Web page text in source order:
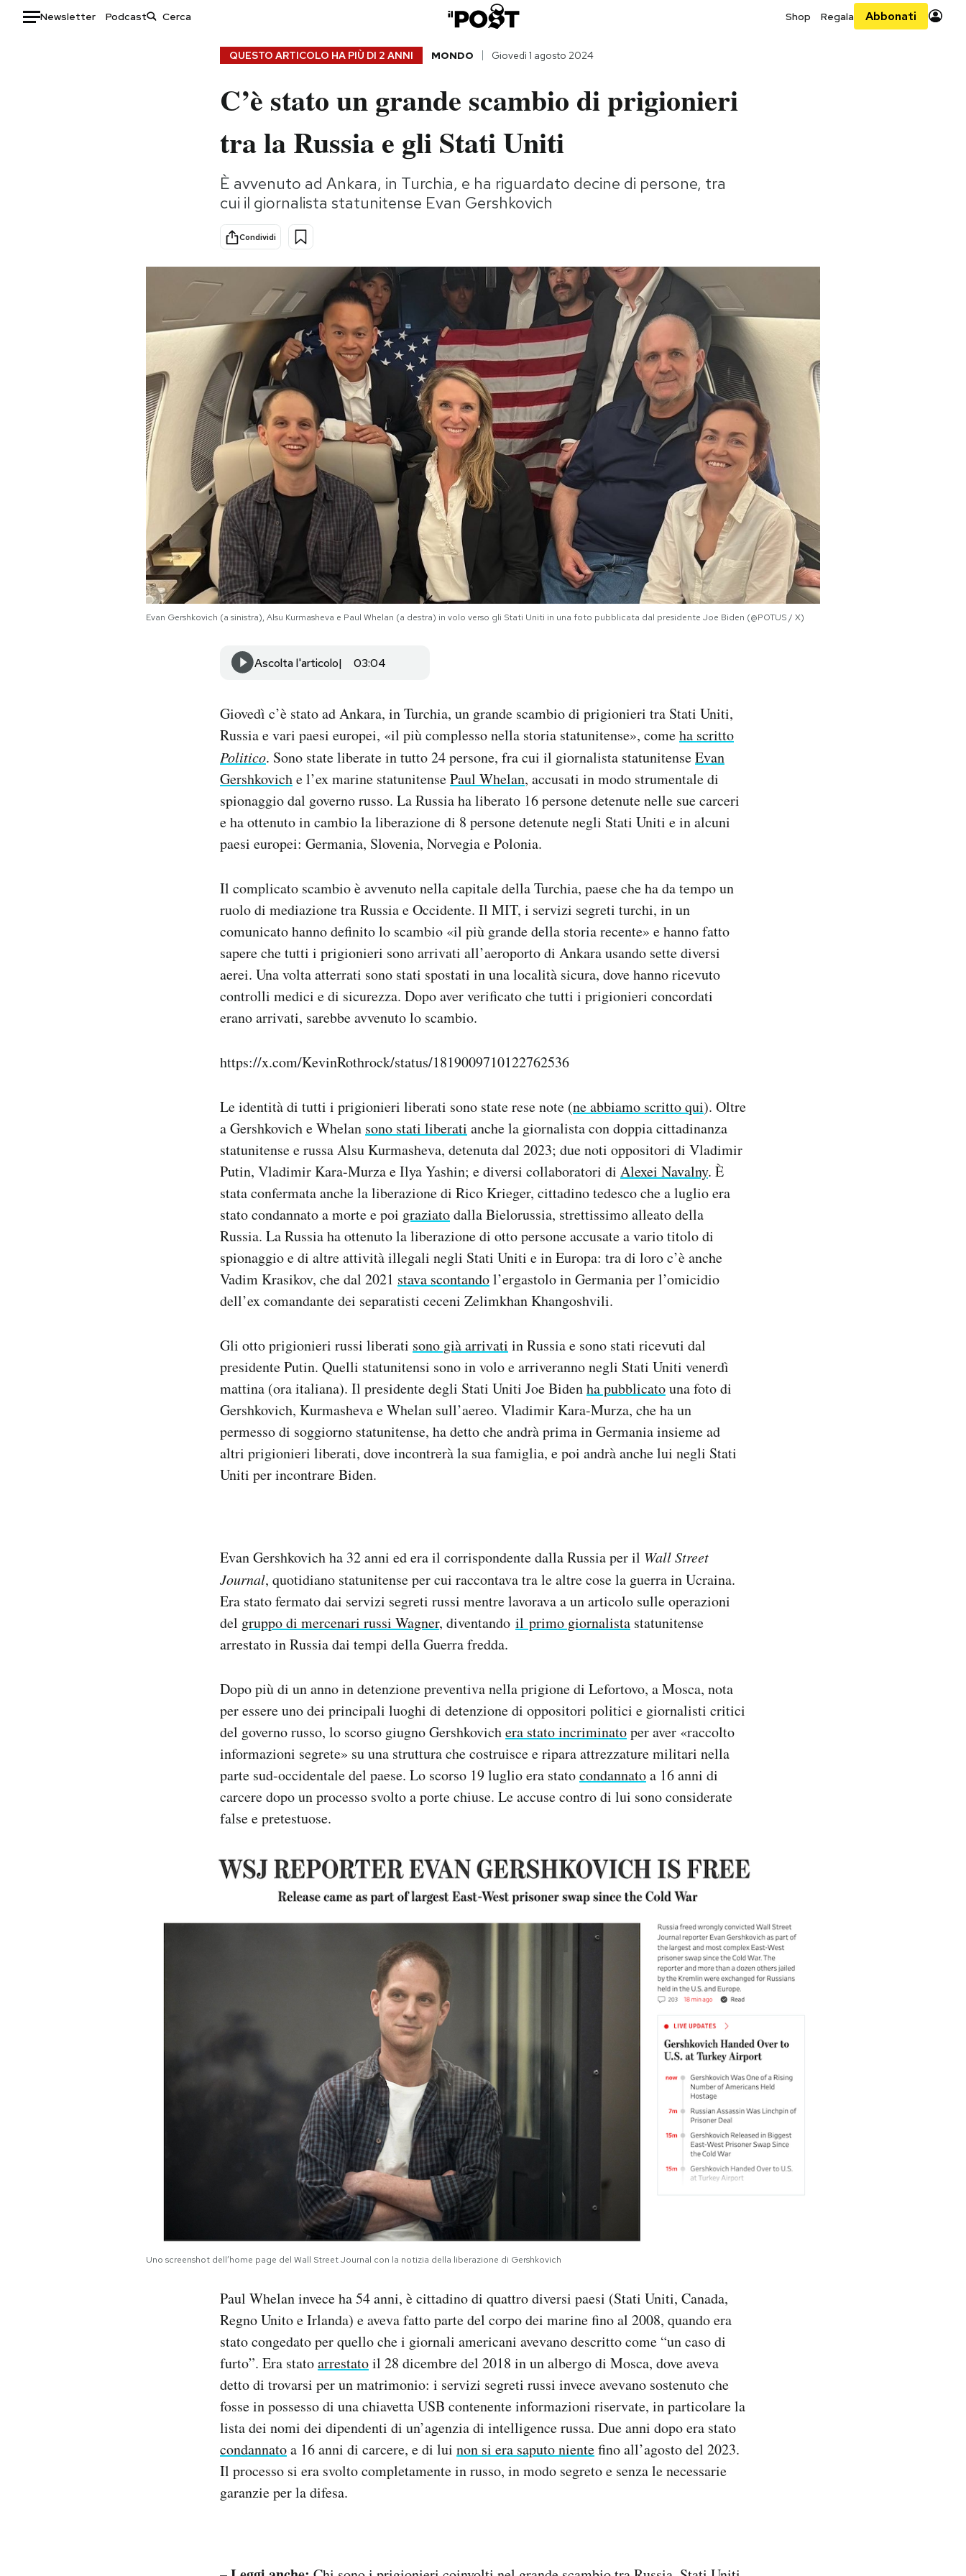
Newsletter Podcast Shop Regala Abbonati
Storie/Idee
Ok Boomer!
Altrecose
Mondiali calcio 2026
AREA PERSONALE
QUESTO ARTICOLO HA PIÙ DI 2 ANNI MONDO Giovedì 1 agosto 2024
C’è stato un grande scambio di prigionieri
tra la Russia e gli Stati Uniti
È avvenuto ad Ankara, in Turchia, e ha riguardato decine di persone, tra
cui il giornalista statunitense Evan Gershkovich
Condividi
Evan Gershkovich (a sinistra), Alsu Kurmasheva e Paul Whelan (a destra) in volo verso gli Stati Uniti in una foto pubblicata dal presidente Joe Biden (@POTUS / X)
Ascolta l'articolo 03:04
Giovedì c’è stato ad Ankara, in Turchia, un grande scambio di prigionieri tra Stati Uniti,
Russia e vari paesi europei, «il più complesso nella storia statunitense», comeha scritto
Politico. Sono state liberate in tutto 24 persone, fra cui il giornalista statunitenseEvan
Gershkoviche l’ex marine statunitensePaul Whelan, accusati in modo strumentale di
spionaggio dal governo russo. La Russia ha liberato 16 persone detenute nelle sue carceri
e ha ottenuto in cambio la liberazione di 8 persone detenute negli Stati Uniti e in alcuni
paesi europei: Germania, Slovenia, Norvegia e Polonia.
Il complicato scambio è avvenuto nella capitale della Turchia, paese che ha da tempo un
ruolo di mediazione tra Russia e Occidente. Il MIT, i servizi segreti turchi, in un
comunicato hanno definito lo scambio «il più grande della storia recente» e hanno fatto
sapere che tutti i prigionieri sono arrivati all’aeroporto di Ankara usando sette diversi
aerei. Una volta atterrati sono stati spostati in una località sicura, dove hanno ricevuto
controlli medici e di sicurezza. Dopo aver verificato che tutti i prigionieri concordati
erano arrivati, sarebbe avvenuto lo scambio.
https://x.com/KevinRothrock/status/1819009710122762536
Le identità di tutti i prigionieri liberati sono state rese note (ne abbiamo scritto qui). Oltre
a Gershkovich e Whelan sono stati liberati anche la giornalista con doppia cittadinanza
statunitense e russa Alsu Kurmasheva, detenuta dal 2023; due noti oppositori di Vladimir
Putin, Vladimir Kara-Murza eIlya Yashin; e diversi collaboratori di Alexei Navalny. È
stata confermata anche la liberazione di Rico Krieger, cittadino tedesco che a luglio era
stato condannato a morte e poi graziatodalla Bielorussia, strettissimo alleato della
Russia. La Russia ha ottenuto la liberazione di otto persone accusate a vario titolo di
spionaggio e di altre attività illegali negli Stati Uniti e in Europa: tra di loro c’è anche
Vadim Krasikov, che dal 2021 stava scontandol’ergastolo in Germania per l’omicidio
dell’ex comandante dei separatisti ceceni Zelimkhan Khangoshvili.
Gli otto prigionieri russi liberati sono già arrivati in Russia e sono stati ricevuti dal
presidente Putin. Quelli statunitensi sono in volo e arriveranno negli Stati Uniti venerdì
mattina (ora italiana). Il presidente degli Stati Uniti Joe Bidenha pubblicatouna foto di
Gershkovich, Kurmasheva e Whelan sull’aereo. Vladimir Kara-Murza, che ha un
permesso di soggiorno statunitense, ha detto che andrà prima in Germania insieme ad
altri prigionieri liberati, dove incontrerà la sua famiglia, e poi andrà anche lui negli Stati
Uniti per incontrare Biden.
Evan Gershkovich ha 32 anni ed era il corrispondente dalla Russia per il Wall Street
Journal, quotidiano statunitense per cui raccontava tra le altre cose la guerra in Ucraina.
Era stato fermato dai servizi segreti russi mentre lavorava a un articolo sulle operazioni
del gruppo di mercenari russi Wagner, diventando il primo giornalista statunitense
arrestato in Russia dai tempi della Guerra fredda.
Dopo più di un anno in detenzione preventiva nella prigione di Lefortovo, a Mosca, nota
per essere uno dei principali luoghi di detenzione di oppositori politici e giornalisti critici
del governo russo, lo scorso giugno Gershkovichera stato incriminatoper aver «raccolto
informazioni segrete» su una struttura che costruisce e ripara attrezzature militari nella
parte sud-occidentale del paese. Lo scorso 19 luglio era statocondannatoa 16 anni di
carcere dopo un processo svolto a porte chiuse. Le accuse contro di lui sono considerate
false e pretestuose.
Uno screenshot dell’home page del Wall Street Journal con la notizia della liberazione di Gershkovich
Paul Whelan invece ha 54 anni, è cittadino di quattro diversi paesi (Stati Uniti, Canada,
Regno Unito e Irlanda) e aveva fatto parte del corpo dei marine fino al 2008, quando era
stato congedato per quello che i giornali americani avevano descritto come “un caso di
furto”. Era statoarrestatoil 28 dicembre del 2018 in un albergo di Mosca, dove aveva
detto di trovarsi per un matrimonio: i servizi segreti russi invece avevano sostenuto che
fosse in possesso di una chiavetta USB contenente informazioni riservate, in particolare la
lista dei nomi dei dipendenti di un’agenzia di intelligence russa. Due anni dopo era stato
condannatoa 16 anni di carcere, e di lui non si era saputo nientefino all’agosto del 2023.
Il processo si era svolto completamente in russo, in modo segreto e senza le necessarie
garanzie per la difesa.